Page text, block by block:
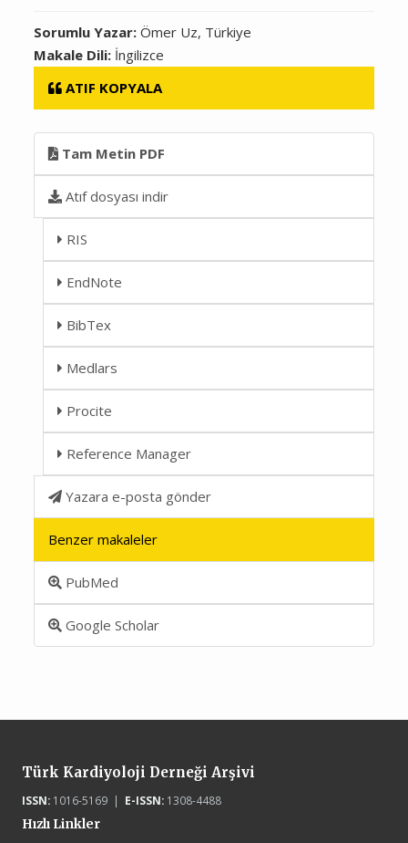
Sorumlu Yazar:Ömer Uz, Türkiye
Makale Dili: İngilizce
ATIF KOPYALA
Tam Metin PDF
Atıf dosyası indir
RIS
EndNote
BibTex
Medlars
Procite
Reference Manager
Yazara e-posta gönder
Benzer makaleler
PubMed
Google Scholar
Türk Kardiyoloji Derneği Arşivi
ISSN:1016-5169 | E-ISSN:1308-4488
Hızlı Linkler